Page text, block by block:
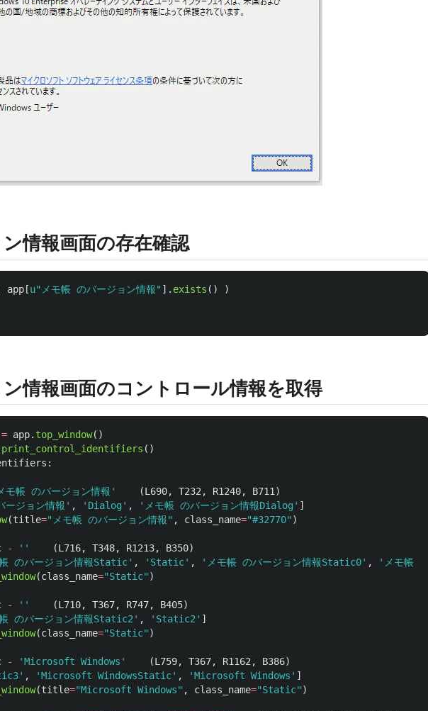
情報画面の存在確認
app [u" メモ帳 のバージョン情報" ]. exists ()
)
情報画面のコントロール情報を取得
= app. top_window()
print_control_identifiers ()
:
モ帳 のバージョン情報 ' (L690, T232 , R1240, B711 )
ージョン情報 ' , ' Dialog ' , ' メモ帳 のバージョン情報Dialog ' ]
(title=" メモ帳 のバージョン情報" , class_name="#32770" )
- '' (L716, T348, R1213, B350)
帳 のバージョン情報Static' , ' Static' , ' メモ帳 のバージョン情報Static0' , ' メモ帳
(class_name="Static" )
- '' (L710, T367, R747, B405)
帳 のバージョン情報Static2 ' , ' Static2 ' ]
(class_name="Static" )
- 'Microsoft Windows ' (L759, T367, R1162 , B386)
' , 'Microsoft WindowsStatic' , 'Microsoft Windows ' ]
(title="Microsoft Windows" , class_name="Static" )